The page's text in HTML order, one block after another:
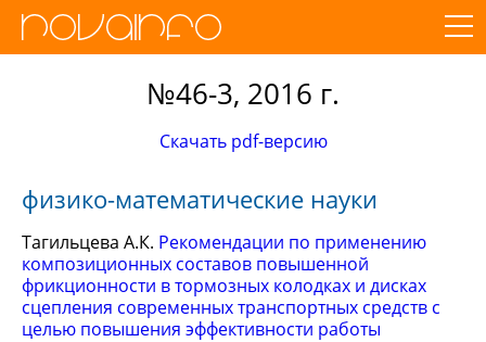
№46-3, 2016 г.
Скачать pdf-версию
физико-математические науки
Тагильцева А.К. Рекомендации по применению
композиционных составов повышенной
фрикционности в тормозных колодках и дисках
сцепления современных транспортных средств с
целью повышения эффективности работы